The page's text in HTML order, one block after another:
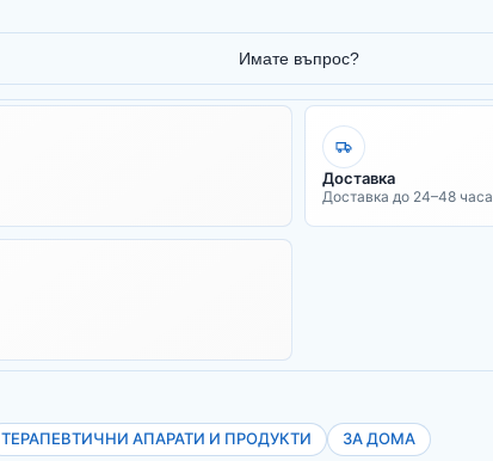
Имате въпрос?
Доставка
Доставка до 24–48 часа
ТЕРАПЕВТИЧНИ АПАРАТИ И ПРОДУКТИ ЗА ДОМА